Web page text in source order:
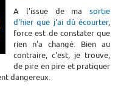
A l'issue de masortie
d'hier que j'ai dû écourter,
force est de constater que
rien n'a changé. Bien au
contraire, c'est, je trouve,
de pire en pire et pratiquer
dangereux.